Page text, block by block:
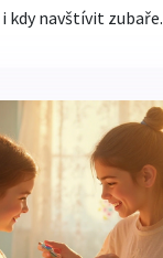
kdy navštívit zubaře.